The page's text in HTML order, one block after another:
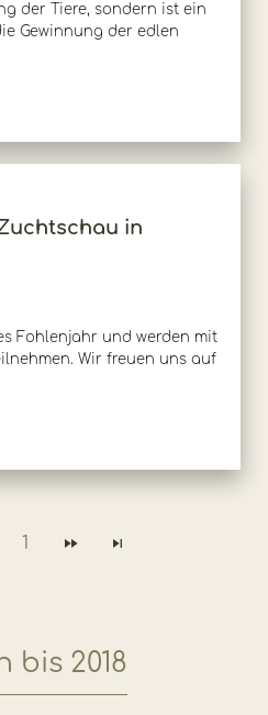
der Tiere, sondern ist ein
Gewinnung der edlen
in
Fohlenjahr und werden mit
Wir freuen uns auf
1
bis 2018